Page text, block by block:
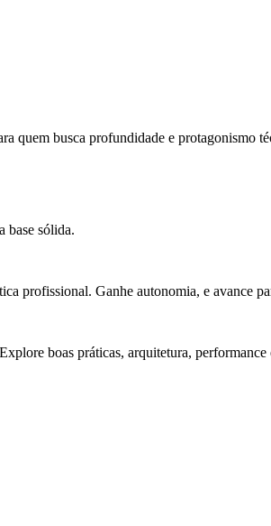
quem busca profundidade e protagonismo
base sólida.
profissional. Ganhe autonomia, e avance
boas práticas, arquitetura,